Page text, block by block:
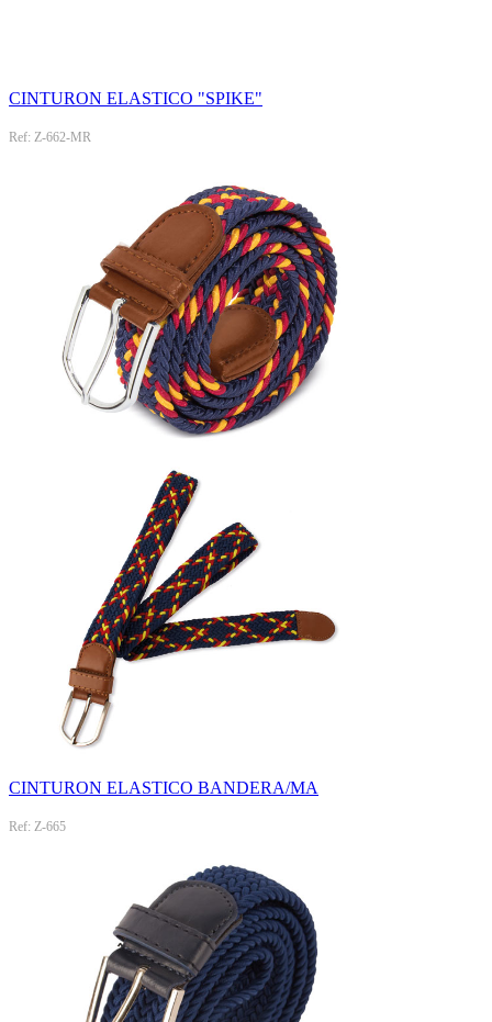
CINTURON ELASTICO "SPIKE"
Ref: Z-662-MR
CINTURON ELASTICO BANDERA/MA
Ref: Z-665